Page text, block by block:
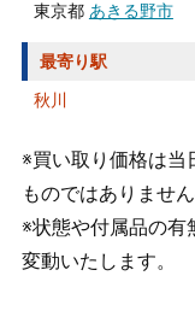
東京都 あきる野市
最寄り駅
秋川
※買い取り価格は当
ものではありませ
※状態や付属品の有
変動いたします。